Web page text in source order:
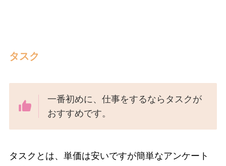
タスク
一番初めに、仕事をするならタスクが
おすすめです。
タスクとは、単価は安いですが簡単なアンケート